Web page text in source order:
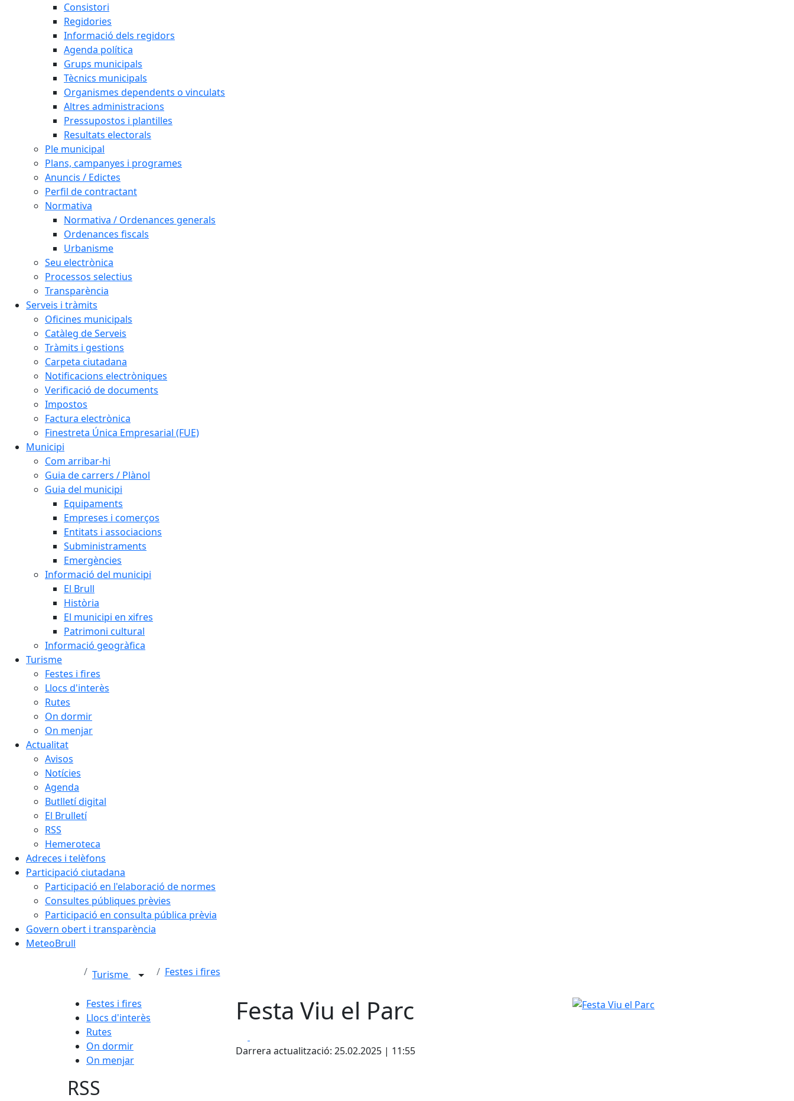
Consistori
Regidories
Informació dels regidors
Agenda política
Grups municipals
Tècnics municipals
Organismes dependents o vinculats
Altres administracions
Pressupostos i plantilles
Resultats electorals
Ple municipal
Plans, campanyes i programes
Anuncis / Edictes
Perfil de contractant
Normativa
Normativa / Ordenances generals
Ordenances fiscals
Urbanisme
Seu electrònica
Processos selectius
Transparència
Serveis i tràmits
Oficines municipals
Catàleg de Serveis
Tràmits i gestions
Carpeta ciutadana
Notificacions electròniques
Verificació de documents
Impostos
Factura electrònica
Finestreta Única Empresarial (FUE)
Municipi
Com arribar-hi
Guia de carrers / Plànol
Guia del municipi
Equipaments
Empreses i comerços
Entitats i associacions
Subministraments
Emergències
Informació del municipi
El Brull
Història
El municipi en xifres
Patrimoni cultural
Informació geogràfica
Turisme
Festes i fires
Llocs d'interès
Rutes
On dormir
On menjar
Actualitat
Avisos
Notícies
Agenda
Butlletí digital
El Brulletí
RSS
Hemeroteca
Adreces i telèfons
Participació ciutadana
Participació en l'elaboració de normes
Consultes públiques prèvies
Participació en consulta pública prèvia
Govern obert i transparència
MeteoBrull
Turisme Festes i fires
Festes i fires
Llocs d'interès
Rutes
On dormir
On menjar
Festa Viu el Parc
Darrera actualització: 25.02.2025 | 11:55
Festa Viu el Parc
RSS